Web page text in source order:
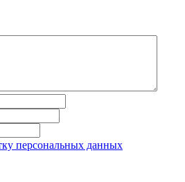
персональных данных